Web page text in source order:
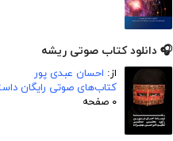
🎧 دانلود کتاب صوتی ریشه
از: احسان عبدی پور
کتاب‌های صوتی رایگان
۰ صفحه